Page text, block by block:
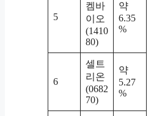
5
켐바
이오
(1410
80)
약
6.35
%
6
셀트
리온
(0682
70)
약
5.27
%